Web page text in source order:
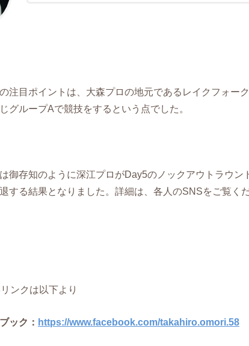
注目ポイントは、大森プロの地元であるレイクフォー
グループAで競技をするという点でした。
御存知のように深江プロがDay5のノックアウトラウン
する結果となりました。詳細は、各人のSNSをご覧くだ
ンクは以下より
ック： https://www.facebook.com/takahiro.omori.58